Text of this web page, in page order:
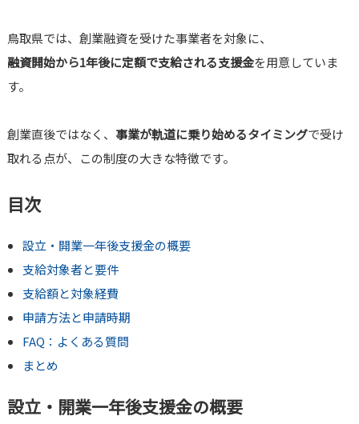
鳥取県では、創業融資を受けた事業者を対象に、
融資開始から1年後に定額で支給される支援金を用意していま
す。
創業直後ではなく、 事業が軌道に乗り始めるタイミングで受け
取れる点が、この制度の大きな特徴です。
目次
設立・開業一年後支援金の概要
支給対象者と要件
支給額と対象経費
申請方法と申請時期
FAQ：よくある質問
まとめ
設立・開業一年後支援金の概要